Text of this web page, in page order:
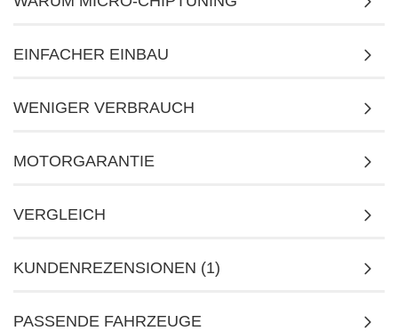
EINFACHER EINBAU
WENIGER VERBRAUCH
MOTORGARANTIE
VERGLEICH
KUNDENREZENSIONEN (1)
PASSENDE FAHRZEUGE